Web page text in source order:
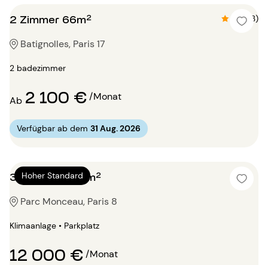
2 Zimmer 66m² 4.7 (13)
Batignolles, Paris 17
2 badezimmer
Ab 2 100 €/Monat
Verfügbar ab dem 31 Aug. 2026
Hoher Standard
3 Zimmer 200m²
Parc Monceau, Paris 8
Klimaanlage • Parkplatz
12 000 €/Monat